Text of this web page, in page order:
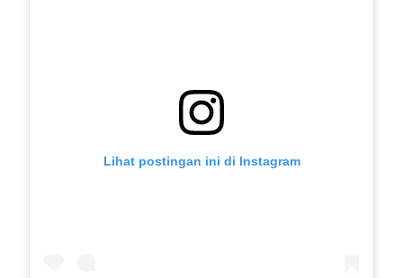
Lihat postingan ini di Instagram